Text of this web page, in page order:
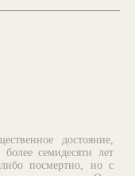
достояние,
семидесяти лет
посмертно, но с